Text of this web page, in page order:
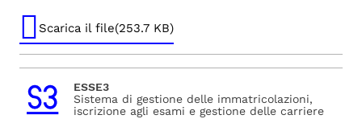
Scarica il file(253.7 KB)
ESSE3
Sistema di gestione delle immatricolazioni,
iscrizione agli esami e gestione delle carriere